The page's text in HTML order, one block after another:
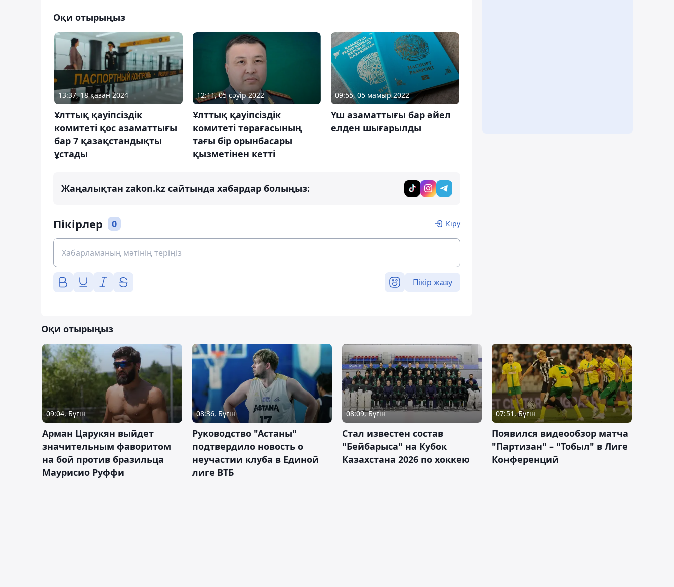
Оқи отырыңыз
13:37, 18 қазан 2024
Ұлттық қауіпсіздік
комитеті қос азаматтығы
бар 7 қазақстандықты
ұстады
12:11, 05 сәуір 2022
Ұлттық қауіпсіздік
комитеті төрағасының
тағы бір орынбасары
қызметінен кетті
09:55, 05 мамыр 2022
Үш азаматтығы бар әйел
елден шығарылды
Жаңалықтан zakon.kz сайтында хабардар болыңыз:
Пікірлер 0 Кіру
Пікір жазу
Оқи отырыңыз
09:04, Бүгін
Арман Царукян выйдет
значительным фаворитом
на бой против бразильца
Маурисио Руффи
08:36, Бүгін
Руководство "Астаны"
подтвердило новость о
неучастии клуба в Единой
лиге ВТБ
08:09, Бүгін
Стал известен состав
"Бейбарыса" на Кубок
Казахстана 2026 по хоккею
07:51, Бүгін
Появился видеообзор матча
"Партизан" – "Тобыл" в Лиге
Конференций